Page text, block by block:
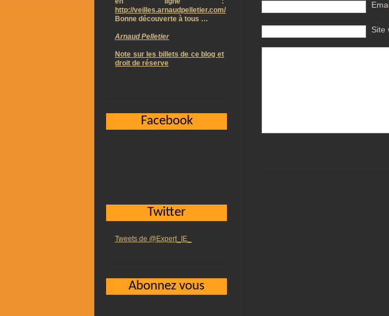
Site
http://veilles.arnaudpelletier.com/
Bonne découverte à tous …
Arnaud Pelletier
Note sur les billets de ce blog et
droit de réserve
Facebook
Twitter
Tweets de @Expert_IE_
Abonnez vous